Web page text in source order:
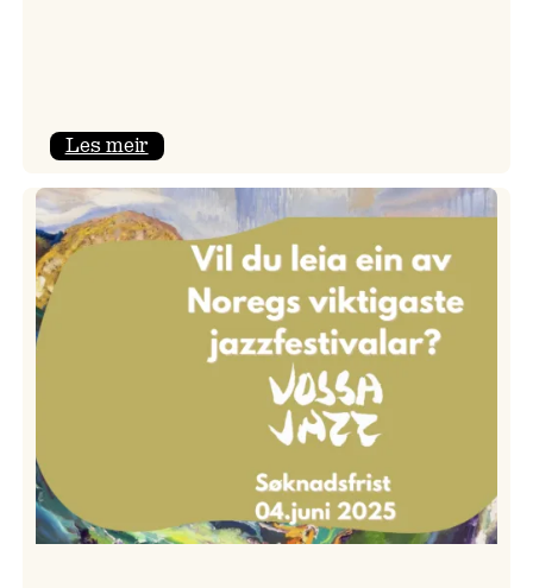
Les meir: